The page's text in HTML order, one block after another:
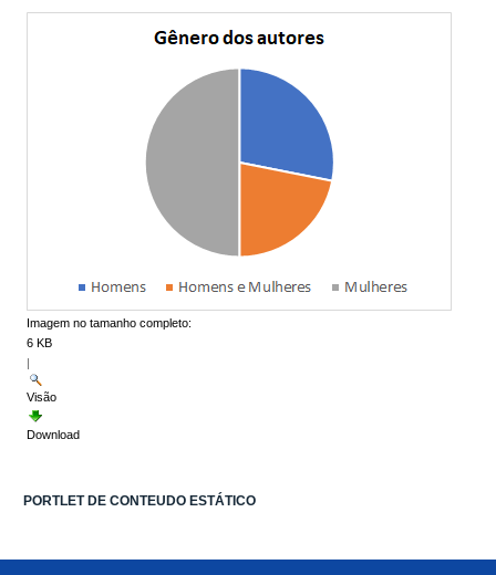
Imagem no tamanho completo:
6 KB
|
Visão
Download
PORTLET DE CONTEUDO ESTÁTICO